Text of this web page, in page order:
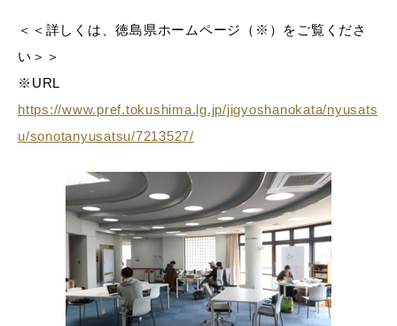
＜＜詳しくは、徳島県ホームページ（※）をご覧くださ
い＞＞
※URL
https://www.pref.tokushima.lg.jp/jigyoshanokata/nyusats
u/sonotanyusatsu/7213527/